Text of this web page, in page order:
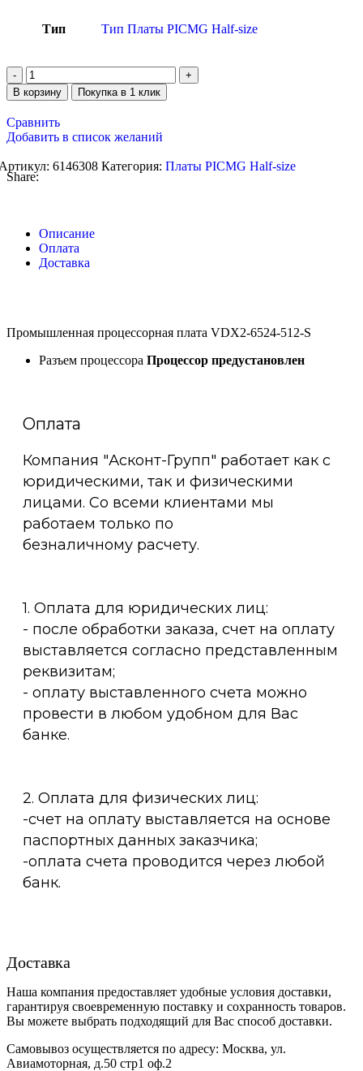
Тип Тип Платы PICMG Half-size
В корзину Покупка в 1 клик
Сравнить
Добавить в список желаний
6146308 Категория: Платы PICMG Half-size
Share:
Описание
Оплата
Доставка
Промышленная процессорная плата VDX2-6524-512-S
Разъем процессора Процессор предустановлен
Оплата
Компания "Асконт-Групп" работает как с
юридическими, так и физическими
лицами. Со всеми клиентами мы
работаем только по
безналичному расчету.
1. Оплата для юридических лиц:
- после обработки заказа, счет на оплату
выставляется согласно представленным
реквизитам;
- оплату выставленного счета можно
провести в любом удобном для Вас
банке.
2. Оплата для физических лиц:
-счет на оплату выставляется на основе
паспортных данных заказчика;
-оплата счета проводится через любой
банк.
Доставка
Наша компания предоставляет удобные условия доставки,
гарантируя своевременную поставку и сохранность товаров.
Вы можете выбрать подходящий для Вас способ доставки.
Самовывоз осуществляется по адресу: Москва, ул.
Авиамоторная, д.50 стр1 оф.2